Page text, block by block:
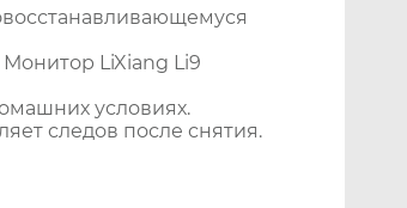
LiXiang Li9
условиях.
следов после снятия.